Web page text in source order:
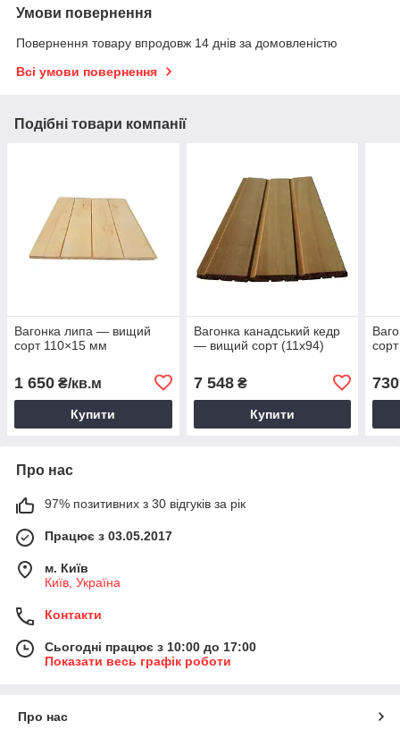
Умови повернення
Повернення товару впродовж 14 днів за домовленістю
Всі умови повернення
Подібні товари компанії
Вагонка липа — вищий
сорт 110×15 мм
1 650 ₴/кв.м
Купити
Вагонка канадський кедр
— вищий сорт (11х94)
7 548₴
Купити
730
Про нас
97% позитивних з 30 відгуків за рік
Працює з 03.05.2017
м. Київ
Київ, Україна
Контакти
Сьогодні працює з 10:00 до 17:00
Показати весь графік роботи
Про нас